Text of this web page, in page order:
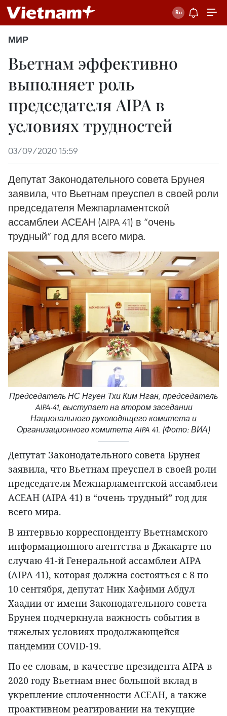
МИР
Вьетнам эффективно
выполняет роль
председателя AIPA в
условиях трудностей
03/09/2020 15:59
Депутат Законодательного совета Брунея
заявила, что Вьетнам преуспел в своей роли
председателя Межпарламентской
ассамблеи АСЕАН (AIPA 41) в “очень
трудный” год для всего мира.
Председатель НС Нгуен Тхи Ким Нган, председатель
AIPA-41, выступает на втором заседании
Национального руководящего комитета и
Организационного комитета AIPA 41. (Фото: ВИА)
Депутат Законодательного совета Брунея
заявила, что Вьетнам преуспел в своей роли
председателя Межпарламентской ассамблеи
АСЕАН (AIPA 41) в “очень трудный” год для
всего мира.
В интервью корреспонденту Вьетнамского
информационного агентства в Джакарте по
случаю 41-й Генеральной ассамблеи AIPA
(AIPA 41), которая должна состояться с 8 по
10 сентября, депутат Ник Хафими Абдул
Хаадии от имени Законодательного совета
Брунея подчеркнула важность события в
тяжелых условиях продолжающейся
пандемии COVID-19.
По ее словам, в качестве президента AIPA в
2020 году Вьетнам внес большой вклад в
укрепление сплоченности АСЕАН, а также
проактивном реагировании на текущие